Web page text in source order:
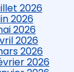
2026
2026
2026
2026
2026
2026